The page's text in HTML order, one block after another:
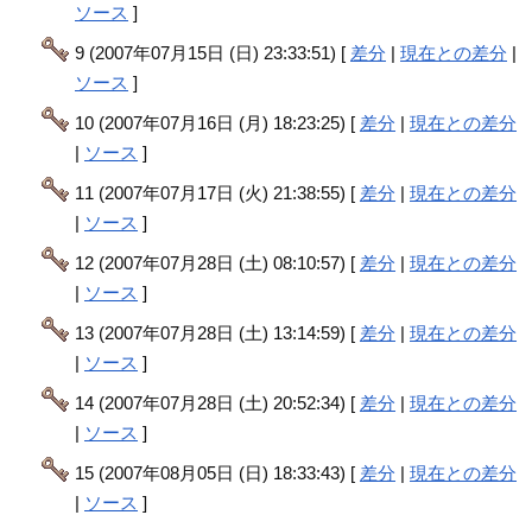
ソース ]
9 (2007年07月15日 (日) 23:33:51) [ 差分 |現在との差分 |
ソース ]
10 (2007年07月16日 (月) 18:23:25) [ 差分 |現在との差分
| ソース ]
11 (2007年07月17日 (火) 21:38:55) [ 差分 |現在との差分
| ソース ]
12 (2007年07月28日 (土) 08:10:57) [ 差分 |現在との差分
| ソース ]
13 (2007年07月28日 (土) 13:14:59) [ 差分 |現在との差分
| ソース ]
14 (2007年07月28日 (土) 20:52:34) [ 差分 |現在との差分
| ソース ]
15 (2007年08月05日 (日) 18:33:43) [ 差分 |現在との差分
| ソース ]